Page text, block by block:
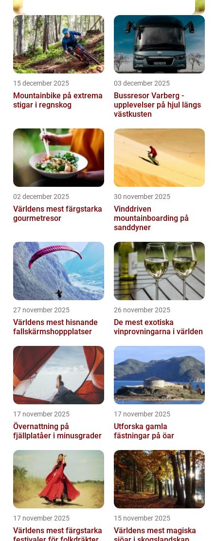
15 december 2025
Mountainbike på extrema
stigar i regnskog
03 december 2025
Bussresor Varberg -
upplevelser på hjul längs
västkusten
02 december 2025
Världens mest färgstarka
gourmetresor
30 november 2025
Vinddriven
mountainboarding på
sanddyner
27 november 2025
Världens mest hisnande
fallskärmshoppplatser
26 november 2025
De mest exotiska
vinprovningarna i världen
17 november 2025
Övernattning på
fjällplatåer i minusgrader
17 november 2025
Utforska gamla
fästningar på öar
17 november 2025
Världens mest färgstarka
15 november 2025
Världens mest magiska